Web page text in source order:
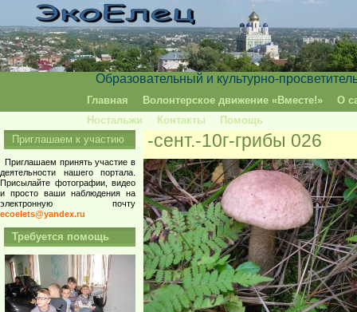
Образовательный и культурно-
Главная Волонтерское движение «Вместе!»
О
Ностальжи
Контакты Помощь
-сент.-10г-грибы 026
Приглашаем к участию
Приглашаем принять участие в
деятельности нашего портала.
Присылайте фотографии, видео
и просто ваши наблюдения на
электронную почту
ecoelets@yandex.ru
Требуется помощь